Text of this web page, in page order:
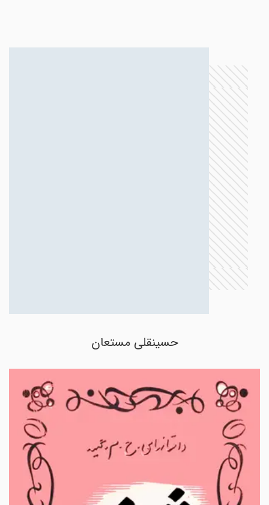
حسینقلی مستعان